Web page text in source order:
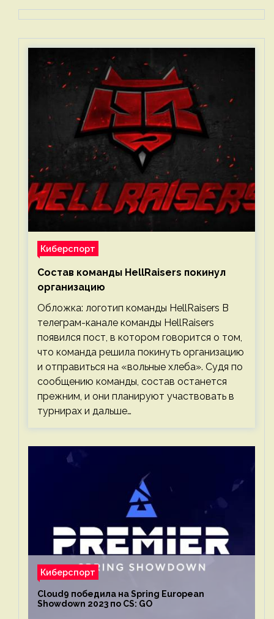
Киберспорт
Состав команды HellRaisers покинул
организацию
Обложка: логотип команды HellRaisers В
телеграм-канале команды HellRaisers
появился пост, в котором говорится о том,
что команда решила покинуть организацию
и отправиться на «вольные хлеба». Судя по
сообщению команды, состав останется
прежним, и они планируют участвовать в
турнирах и дальше…
Киберспорт
Cloud9 победила на Spring European
Showdown 2023 по CS: GO